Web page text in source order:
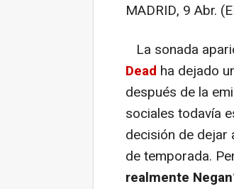
MADRID, 9 Abr.
La sonada
Dead ha dejado
después de la
sociales todavía
decisión de dejar
de temporada.
realmente